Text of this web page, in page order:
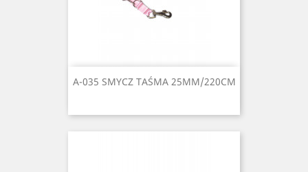
A-035 SMYCZ TAŚMA 25MM/220CM